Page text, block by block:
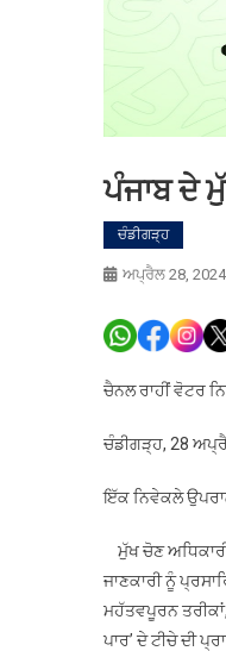
ਪੰਜਾਬ ਦੇ
ਚੰਡੀਗੜ੍ਹ
ਅਪ੍ਰੈਲ 28, 2024
ਚੈਨਲ ਰਾਹੀਂ ਵੋਟਰ
ਚੰਡੀਗੜ੍ਹ, 28
ਇੱਕ ਨਿਵੇਕਲੇ
ਮੁੱਖ ਚੋਣ
ਜਾਣਕਾਰੀ ਨੂੰ
ਮਹੱਤਵਪੂਰਨ
ਪਾਰ’ ਦੇ ਟੀਚੇ ਦੀ